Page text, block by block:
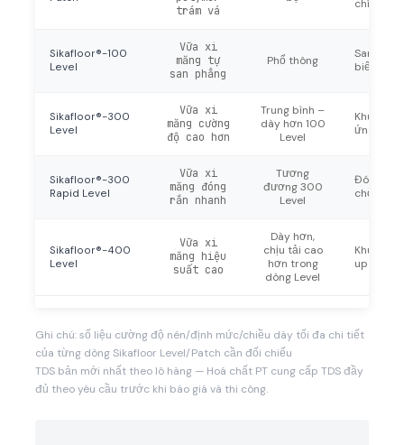
trám vá
chính
Sikafloor®-100
Level
Vữa xi
măng tự
san phẳng
Phổ thông
San nền
biến
Sikafloor®-300
Level
Vữa xi
măng cường
độ cao hơn
Trung bình –
dày hơn 100
Level
Khu vực
ứng
Sikafloor®-300
Rapid Level
Vữa xi
măng đóng
rắn nhanh
Tương
đương 300
Level
Đóng
chờ, phù
Sikafloor®-400
Level
Vữa xi
măng hiệu
suất cao
Dày hơn,
chịu tải cao
hơn trong
dòng Level
Khu vực
up vữa
Ghi chú: số liệu cường độ nén/định mức/chiều dày tối đa chi tiết
của từng dòng Sikafloor Level/Patch cần đối chiếu
TDS bản mới nhất theo lô hàng — Hoá chất PT cung cấp TDS đầy
đủ theo yêu cầu trước khi báo giá và thi công.